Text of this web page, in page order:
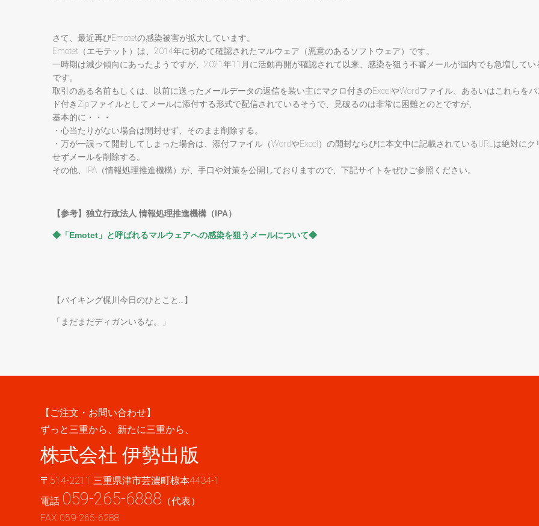
さて、最近再びEmotetの感染被害が拡大しています。
Emotet（エモテット）は、2014年に初めて確認されたマルウェア（悪意のあるソフトウェア）です。
一時期は減少傾向にあったようですが、2021年11月に活動再開が確認されて以来、感染を狙う不審メールが国内でも急増してい
です。
取引のある名前もしくは、以前に送ったメールデータの返信を装い主にマクロ付きのExcelやWordファイル、あるいはこれらを
ド付きZipファイルとしてメールに添付する形式で配信されているそうで、見破るのは非常に困難とのとですが、
基本的に・・・
・心当たりがない場合は開封せず、そのまま削除する。
・万が一誤って開封してしまった場合は、添付ファイル（WordやExcel）の開封ならびに本文中に記載されているURLは絶対にク
せずメールを削除する。
その他、IPA（情報処理推進機構）が、手口や対策を公開しておりますので、下記サイトをぜひご参照ください。
【参考】独立行政法人 情報処理推進機構（IPA）
◆ 「Emotet」と呼ばれるマルウェアへの感染を狙うメールについて◆
【バイキング梶川今日のひとこと…】
「まだまだディガンいるな。」
【ご注文・お問い合わせ】
ずっと三重から、新たに三重から、
株式会社 伊勢出版
〒514-2211 三重県津市芸濃町椋本4434-1
電話 059-265-6888 （代表）
FAX 059-265-6288